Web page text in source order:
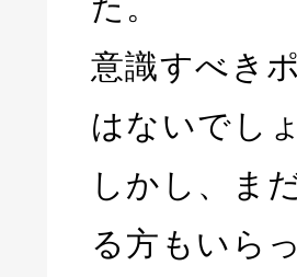
意識すべき
はないでし
しかし、ま
る方もいら